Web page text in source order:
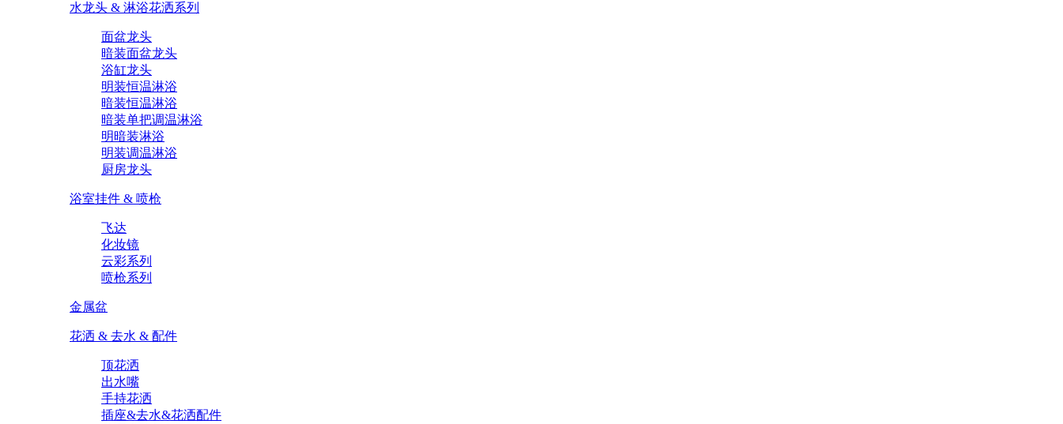
水龙头 & 淋浴花洒系列
面盆龙头
暗装面盆龙头
浴缸龙头
明装恒温淋浴
暗装恒温淋浴
暗装单把调温淋浴
明暗装淋浴
明装调温淋浴
厨房龙头
浴室挂件 & 喷枪
飞达
化妆镜
云彩系列
喷枪系列
金属盆
花洒 & 去水 & 配件
顶花洒
出水嘴
手持花洒
插座&去水&花洒配件